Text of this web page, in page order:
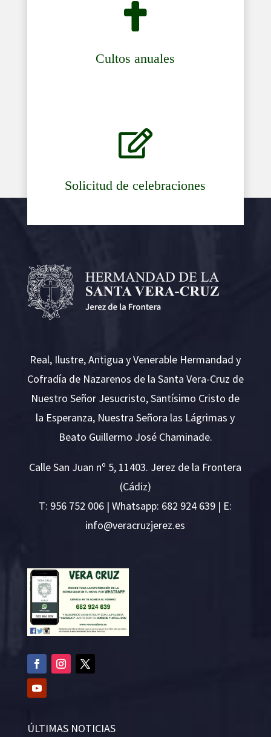

Cultos anuales

Solicitud de celebraciones
Real, Ilustre, Antigua y Venerable Hermandad y
Cofradía de Nazarenos de la Santa Vera-Cruz de
Nuestro Señor Jesucristo, Santísimo Cristo de
la Esperanza, Nuestra Señora las Lágrimas y
Beato Guillermo José Chaminade.
Calle San Juan nº 5, 11403. Jerez de la Frontera
(Cádiz)
T: 956 752 006 | Whatsapp: 682 924 639 | E:
se.ze
rejzu
rcare
v@ofn
i
ÚLTIMAS NOTICIAS